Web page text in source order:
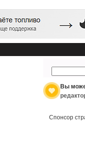
Вы
Спонсор